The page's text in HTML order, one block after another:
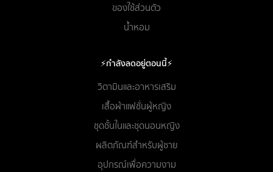
ของใช้ส่วนตัว
น้ำหอม
⚡กำลังลดอยู่ตอนนี้⚡
วิตามินและอาหารเสริม
เสื้อผ้าแฟชั่นผู้หญิง
ชุดชั้นในและชุดนอนหญิง
ผลิตภัณฑ์สำหรับผู้ชาย
อุปกรณ์เพื่อความงาม